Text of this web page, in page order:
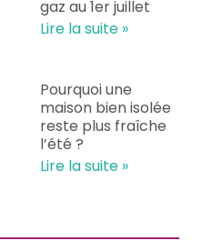
gaz au 1er juillet
Lire la suite »
Pourquoi une
maison bien isolée
reste plus fraîche
l’été ?
Lire la suite »